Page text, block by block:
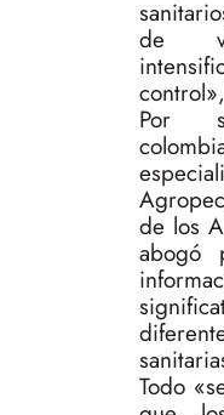
de
Por
de los
abogó
Todo